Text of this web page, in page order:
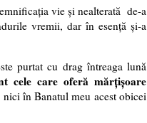
vie și nealterată de-a
vremii, dar în esență și-a
purtat cu drag întreaga lună
cele care oferă mărțișoare
nici în Banatul meu acest obicei